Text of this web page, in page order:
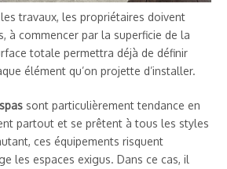
travaux, les propriétaires doivent
à commencer par la superficie de la
totale permettra déjà de définir
élément qu’on projette d’installer.
sont particulièrement tendance en
partout et se prêtent à tous les styles
ces équipements risquent
les espaces exigus. Dans ce cas, il